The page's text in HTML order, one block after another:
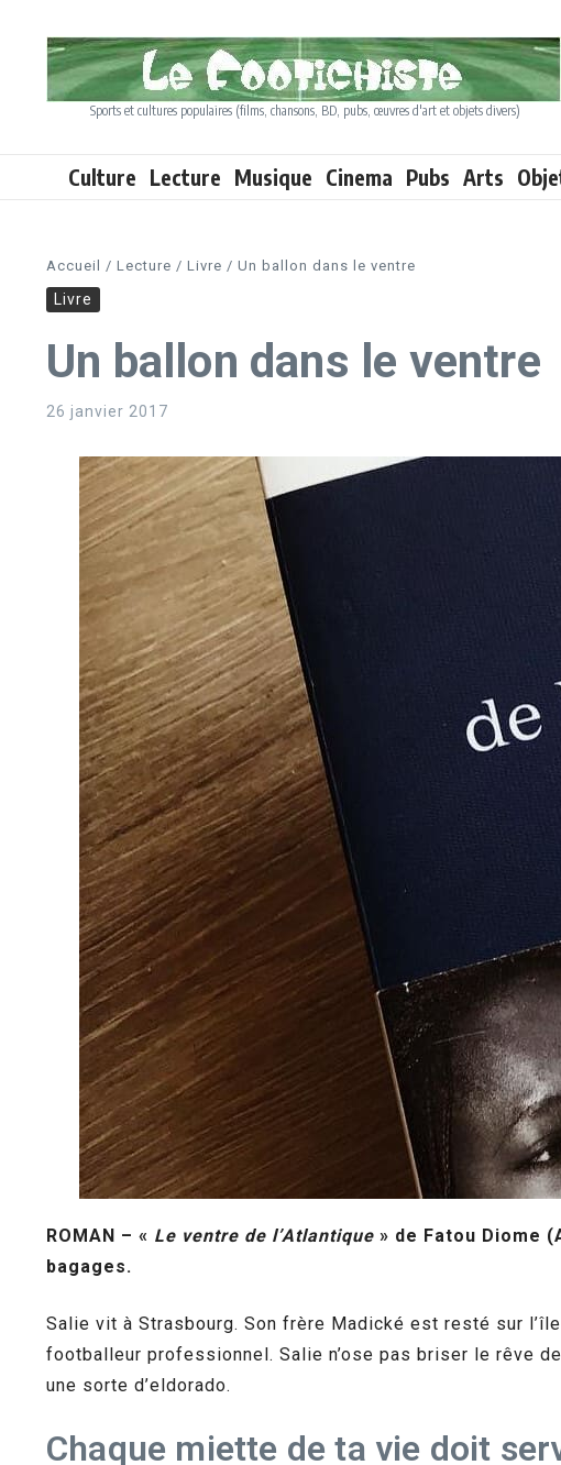
Sports et cultures populaires (films, chansons, BD, pubs, œuvres d'art et objets divers)
Culture Lecture Musique Cinema Pubs Arts
Accueil / Lecture / Livre / Un ballon dans le ventre
Livre
Un ballon dans le ventre
26 janvier 2017
ROMAN – « Le ventre de l’Atlantique » de Fatou Diome
bagages.
Salie vit à Strasbourg. Son frère Madické est resté sur
footballeur professionnel. Salie n’ose pas briser le rêve
une sorte d’eldorado.
Chaque miette de ta vie doit